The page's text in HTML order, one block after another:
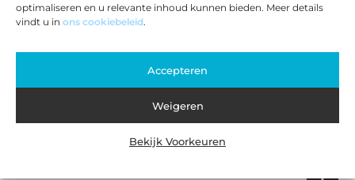
optimaliseren en u relevante inhoud kunnen bieden. Meer details
vindt u in ons cookiebeleid.
Accepteren
Weigeren
Bekijk Voorkeuren
Onze informatie
Cookiebeleid (EU)